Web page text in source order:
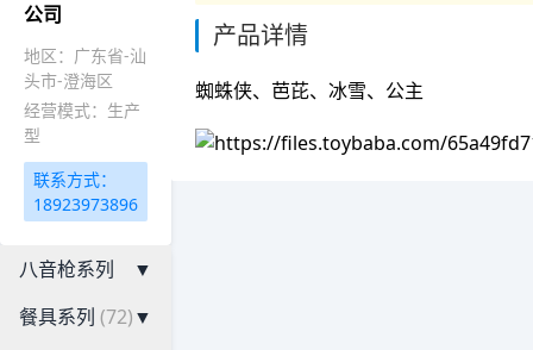
公司
地区：广东省-汕
头市-澄海区
经营模式：生产
型
联系方式：
18923973896
八音枪系列
▼
餐具系列 (72)▼
产品详情
蜘蛛侠、芭芘、冰雪、公主